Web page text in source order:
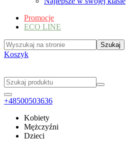
Promocje
ECO LINE
Koszyk
+48500503636
Kobiety
Mężczyźni
Dzieci